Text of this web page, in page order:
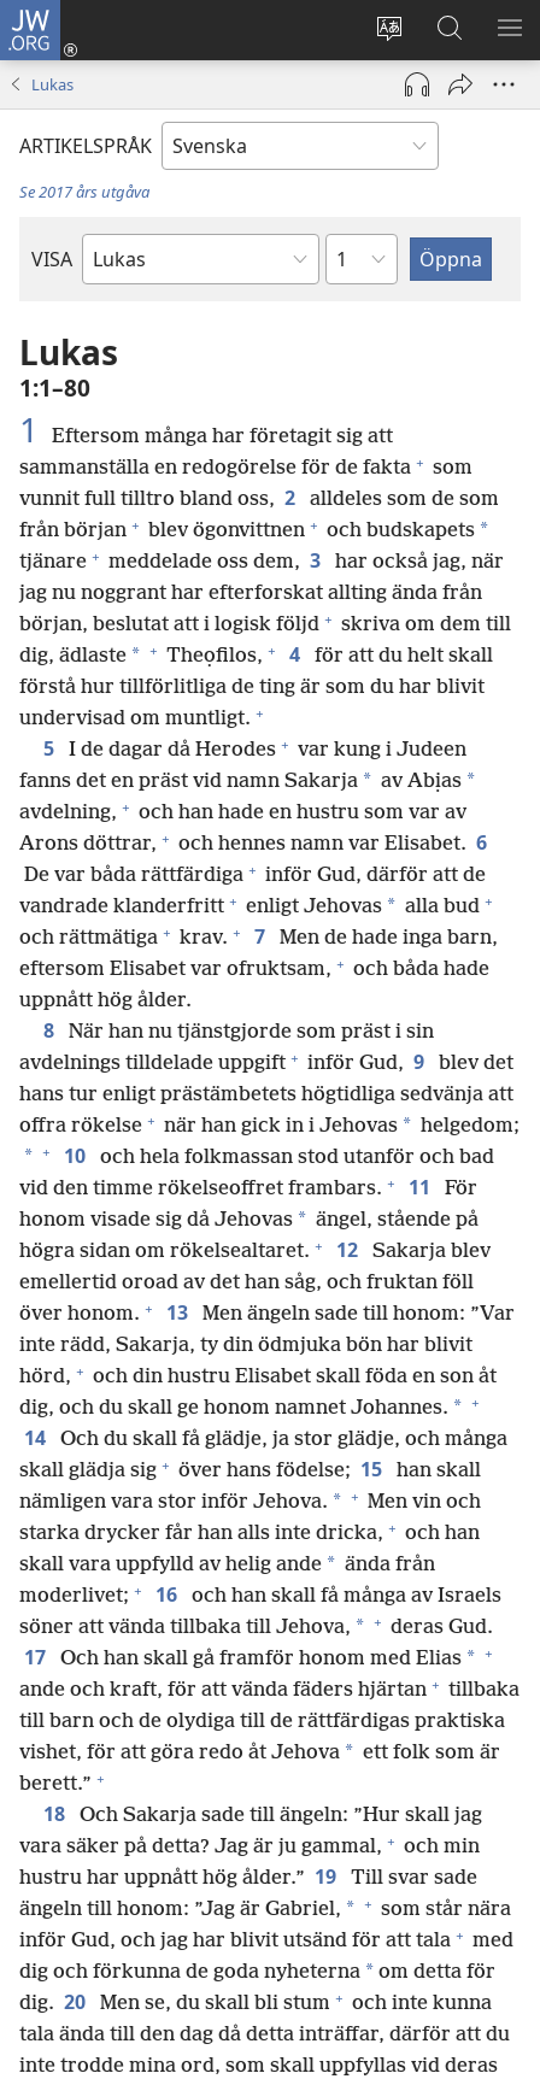
JW.ORG
Ändra
webbplatsens
språk
Logga
(öppnar
fönster)
Sök
på
jw.org
Lukas
ARTIKELSPRÅK
Se 2017 års utgåva
VISA
Bibelbok
Kapitel
Lukas
1:1–80
1
Eftersom många har företagit sig att
sammanställa en redogörelse för de fakta + som
vunnit full tilltro bland oss, 2
alldeles som de som
från början + blev ögonvittnen + och budskapets *
tjänare + meddelade oss dem, 3
har också jag, när
jag nu noggrant har efterforskat allting ända från
början, beslutat att i logisk följd + skriva om dem till
dig, ädlaste * + Theọfilos, + 4
för att du helt skall
förstå hur tillförlitliga de ting är som du har blivit
undervisad om muntligt. +
5 I de dagar då Herodes + var kung i Judeen
fanns det en präst vid namn Sakarja * av Abịas *
avdelning, + och han hade en hustru som var av
Arons döttrar, + och hennes namn var Elisabet. 6
De var båda rättfärdiga + inför Gud, därför att de
vandrade klanderfritt + enligt Jehovas * alla bud +
och rättmätiga + krav. + 7
Men de hade inga barn,
eftersom Elisabet var ofruktsam, + och båda hade
uppnått hög ålder.
8
När han nu tjänstgjorde som präst i sin
avdelnings tilldelade uppgift + inför Gud, 9
blev det
hans tur enligt prästämbetets högtidliga sedvänja att
offra rökelse + när han gick in i Jehovas * helgedom;
* + 10
och hela folkmassan stod utanför och bad
vid den timme rökelseoffret frambars. + 11
För
honom visade sig då Jehovas * ängel, stående på
högra sidan om rökelsealtaret. + 12
Sakarja blev
emellertid oroad av det han såg, och fruktan föll
över honom. + 13
Men ängeln sade till honom: ”Var
inte rädd, Sakarja, ty din ödmjuka bön har blivit
hörd, + och din hustru Elisabet skall föda en son åt
dig, och du skall ge honom namnet Johannes. * +
14
Och du skall få glädje, ja stor glädje, och många
skall glädja sig + över hans födelse; 15
han skall
nämligen vara stor inför Jehova. * + Men vin och
starka drycker får han alls inte dricka, + och han
skall vara uppfylld av helig ande * ända från
moderlivet; + 16
och han skall få många av Israels
söner att vända tillbaka till Jehova, * + deras Gud.
17 Och han skall gå framför honom med Elias * +
ande och kraft, för att vända fäders hjärtan + tillbaka
till barn och de olydiga till de rättfärdigas praktiska
vishet, för att göra redo åt Jehova * ett folk som är
berett.” +
18
Och Sakarja sade till ängeln: ”Hur skall jag
vara säker på detta? Jag är ju gammal, + och min
hustru har uppnått hög ålder.” 19
Till svar sade
ängeln till honom: ”Jag är Gabriel, * + som står nära
inför Gud, och jag har blivit utsänd för att tala + med
dig och förkunna de goda nyheterna * om detta för
dig. 20 Men se, du skall bli stum + och inte kunna
tala ända till den dag då detta inträffar, därför att du
inte trodde mina ord, som skall uppfyllas vid deras